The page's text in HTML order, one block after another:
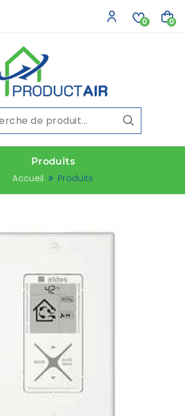
0 0
Produits
Accueil Produits